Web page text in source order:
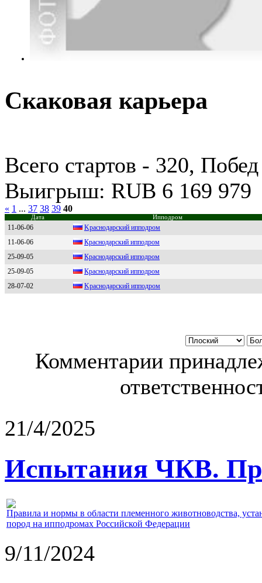
Скаковая карьера
Всего стартов - 320,
Выигрыш: RUB 6 169 979
« 1 ... 37 38 39 40
Дата Ипподром
11-06-06
Kpаcнoдаpcкий иппoдpoм
11-06-06
Кpacнодapcкий ипподpом
25-09-05
Кpаснодаpский ипподpом
25-09-05
Кpаснoдаpский иппoдpoм
28-07-02
Kpacнодapcкий ипподpом
Комментарии
21/4/2025
Испытания ЧКВ.
Правила и нормы в области племенного животноводства,
пород на ипподромах Российской Федерации
9/11/2024